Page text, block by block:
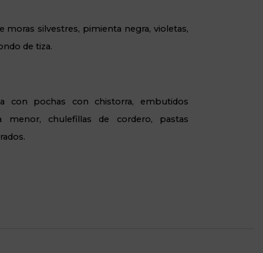
moras silvestres, pimienta negra, violetas,
de tiza.
con pochas con chistorra, embutidos
menor, chulefillas de cordero, pastas